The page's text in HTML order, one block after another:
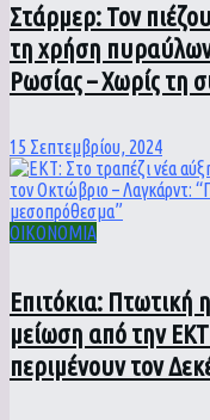
Στάρμερ: Τον
τη χρήση
Ρωσίας – Χωρίς τη
15 Σεπτεμβρίου, 2024
ΟΙΚΟΝΟΜΙΑ
Επιτόκια: Πτωτική
μείωση από την
περιμένουν τον